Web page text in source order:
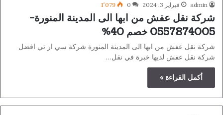
admin فبراير 3, 2024 0 1٬079
شركة نقل عفش من ابها الى المدينة المنورة-
0557874005 خصم 40%
شركة نقل عفش من ابها الى المدينة المنورة شركة سي ار تي افضل
شركة نقل عفش لديها خبرة في نقل…
أكمل القراءة »